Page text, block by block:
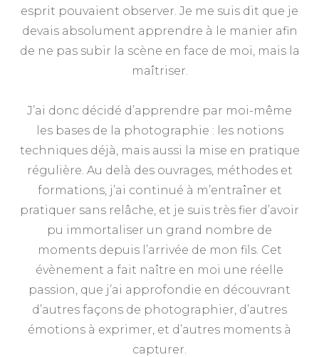
esprit pouvaient observer. Je me suis dit que je
devais absolument apprendre à le manier afin
de ne pas subir la scène en face de moi, mais la
maîtriser.
J’ai donc décidé d’apprendre par moi-même
les bases de la photographie : les notions
techniques déjà, mais aussi la mise en pratique
régulière. Au delà des ouvrages, méthodes et
formations, j’ai continué à m’entraîner et
pratiquer sans relâche, et je suis très fier d’avoir
pu immortaliser un grand nombre de
moments depuis l’arrivée de mon fils. Cet
évènement a fait naître en moi une réelle
passion, que j’ai approfondie en découvrant
d’autres façons de photographier, d’autres
émotions à exprimer, et d’autres moments à
capturer.